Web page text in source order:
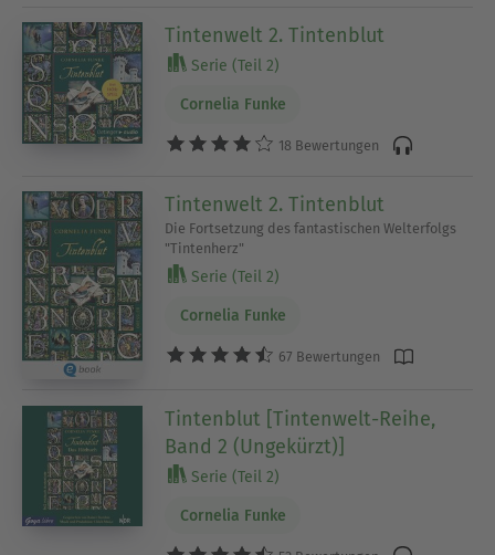
Tintenwelt 2. Tintenblut
Serie (Teil 2)
Cornelia Funke
18 Bewertungen
Tintenwelt 2. Tintenblut
Die Fortsetzung des fantastischen Welterfolgs
"Tintenherz"
Serie (Teil 2)
Cornelia Funke
67 Bewertungen
Tintenblut [Tintenwelt-Reihe,
Band 2 (Ungekürzt)]
Serie (Teil 2)
Cornelia Funke